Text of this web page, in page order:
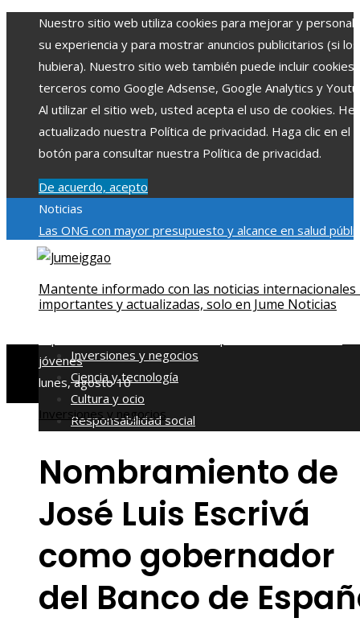
Nuestro sitio web utiliza cookies para mejorar y
su experiencia y para mostrar anuncios publicitarios (si los
hubiera). Nuestro sitio web también puede incluir cookies
terceros como Google Adsense, Google Analytics y
Al utilizar el sitio web, usted acepta el uso de cookies.
actualizado nuestra Política de privacidad. Haga clic en el
botón para consultar nuestra Política de privacidad.
De acuerdo, acepto
Noticias
Las ONG con mayor presupuesto y alcance en salud
educaciónImpacto económico y social de la estacionalidad
impacto en la regulación bancariaCómo la RSE impulsa el
desarrollo social y ambiental en comunidades chilenas
jóvenes
lunes, agosto 10
Mantente informado con las noticias internacionales
importantes y actualizadas, solo en Jume Noticias
Inversiones y negocios
Ciencia y tecnología
Cultura y ocio
Responsabilidad social
Inversiones y negocios
Nombramiento de
José Luis Escrivá
como gobernador
del Banco de